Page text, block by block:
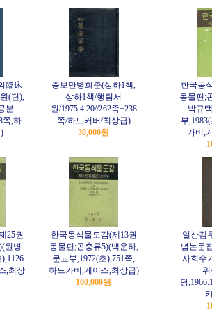
臨床
(편),
분
쪽,하
증보만병회춘(상하1책,
상하1책/행림서
원/1975.4.20//262족+238
쪽/하드커버/최상급)
30,000원
한국동
동물편;
박규
부
카버,
25권
원병
,최상
한국동식물도감(제13권
동물편;곤충류5)(백운하,
문교부,1972(초),751쪽,
하드카버,케이스,최상급)
100,000원
일산김
념논문
사희수
위
당